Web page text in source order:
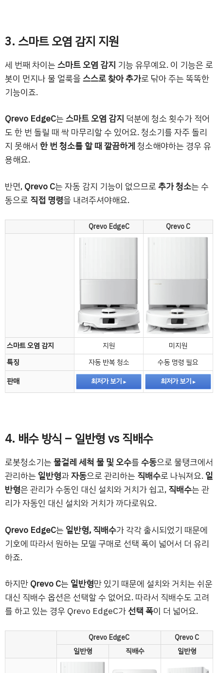
3. 스마트 오염 감지 지원
세 번째 차이는스마트 오염 감지 기능 유무예요. 이 기능은 로
봇이 먼지나 물 얼룩을스스로 찾아 추가로 닦아 주는 똑똑한
기능이죠.
Qrevo EdgeC는스마트 오염 감지 덕분에 청소 횟수가 적어
도 한 번 돌릴 때 싹 마무리할 수 있어요. 청소기를 자주 돌리
지 못해서 한 번 청소를 할 때 깔끔하게청소해야하는 경우 유
용해요.
반면,Qrevo C는 자동 감지 기능이 없으므로추가 청소는 수
동으로 직접 명령을 내려주셔야해요.
Qrevo EdgeC Qrevo C
스마트 오염 감지 지원
미지원
특징
자동 반복 청소
수동 명령 필요
판매
최저가 보기 최저가 보기
4. 배수 방식 – 일반형 vs 직배수
로봇청소기는물걸레 세척 물 및 오수를수동으로 물탱크에서
관리하는 일반형과자동으로 관리하는 직배수로 나눠져요. 일
반형은 관리가 수동인 대신 설치와 거치가 쉽고,직배수는 관
리가 자동인 대신 설치와 거치가 까다로워요.
Qrevo EdgeC는 일반형, 직배수가 각각 출시되었기 때문에
기호에 따라서 원하는 모델 구매로 선택 폭이 넓어서 더 유리
하죠.
하지만Qrevo C는 일반형만 있기 때문에 설치와 거치는 쉬운
대신 직배수 옵션은 선택할 수 없어요. 따라서 직배수도 고려
를 하고 있는 경우 Qrevo EdgeC가선택 폭이 더 넓어요.
Qrevo EdgeC
Qrevo C
일반형
직배수 일반형